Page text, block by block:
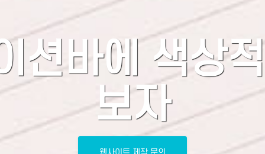
션바에 색상
보자